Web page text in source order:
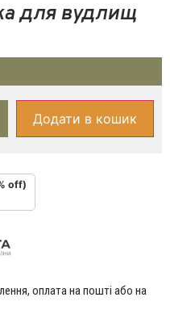
для вудлищ
Додати в кошик
off)
оплата на пошті або на